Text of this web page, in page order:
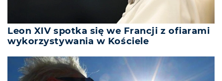
Leon XIV spotka się we Francji z ofiarami
wykorzystywania w Kościele